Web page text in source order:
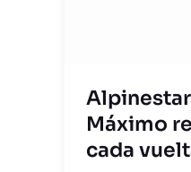
Máximo
cada